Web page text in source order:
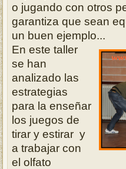
o jugando con otros
garantiza que sean
un buen ejemplo...
En este taller
se han
analizado las
estrategias
para la enseñar
los juegos de
tirar y estirar y
a trabajar con
el olfato